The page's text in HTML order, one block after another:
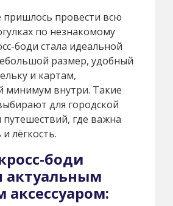
пришлось провести всю
по незнакомому
боди стала идеальной
размер, удобный
и картам,
минимум внутри. Такие
для городской
путешествий, где важна
лёгкость.
боди
актуальным